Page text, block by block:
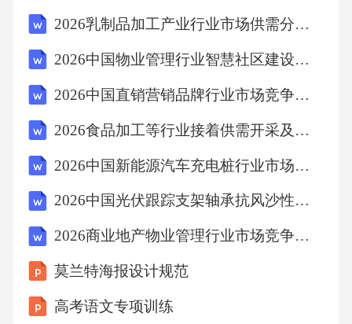
2026乳制品加工产业行业市场供需分析及投资评估规划分析研究报告
2026中国物业管理行业智慧社区建设发展评估规划报告
2026中国直销营销品牌行业市场竞争分析及营销模式与消费者信任建立探讨报告
2026食品加工等行业接着供需开采及变革性投资参谋指南
2026中国新能源汽车充电桩行业市场现状建设规划投资分析规划分析研究报告
2026中国光伏跟踪支架轴承抗风沙性能测试与选型指南报告
2026商业地产物业管理行业市场竞争分析投资合理规划风险评估发展科学研究内容
莫兰特海报设计规范
高考语文专项训练